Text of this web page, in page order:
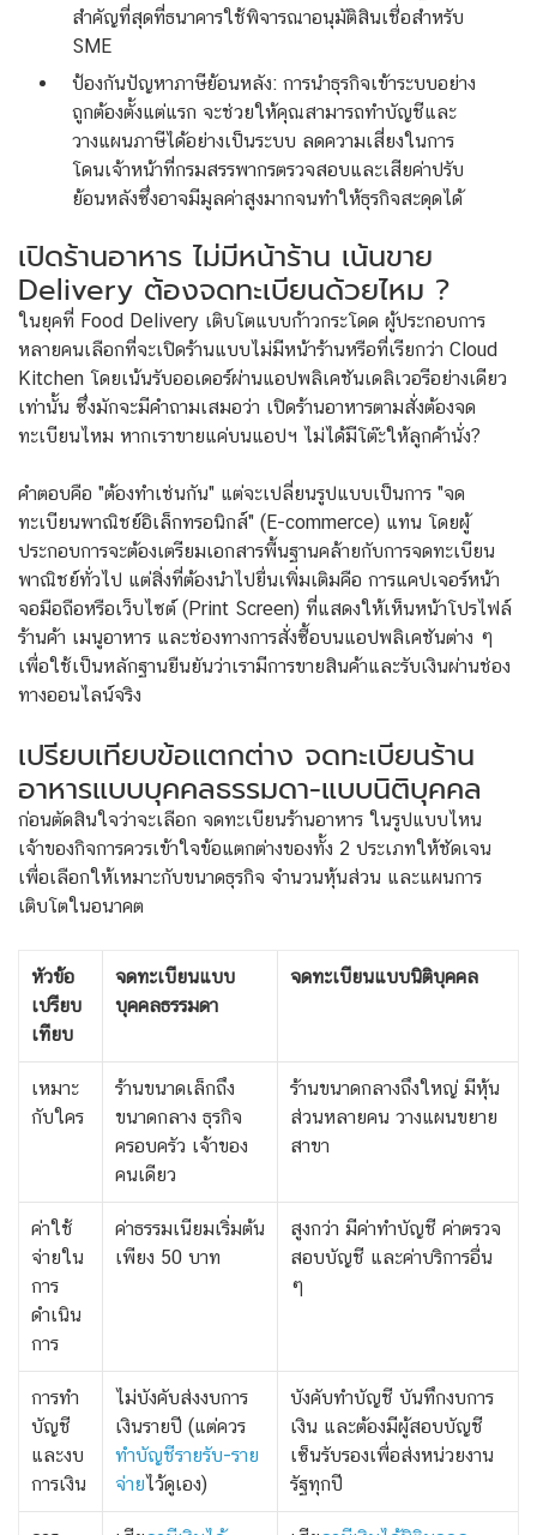
สำคัญที่สุดที่ธนาคารใช้พิจารณาอนุมัติสินเชื่อสำหรับ
SME
ป้องกันปัญหาภาษีย้อนหลัง: การนำธุรกิจเข้าระบบอย่าง
ถูกต้องตั้งแต่แรก จะช่วยให้คุณสามารถทำบัญชีและ
วางแผนภาษีได้อย่างเป็นระบบ ลดความเสี่ยงในการ
โดนเจ้าหน้าที่กรมสรรพากรตรวจสอบและเสียค่าปรับ
ย้อนหลังซึ่งอาจมีมูลค่าสูงมากจนทำให้ธุรกิจสะดุดได้
เปิดร้านอาหาร ไม่มีหน้าร้าน เน้นขาย
Delivery ต้องจดทะเบียนด้วยไหม ?
ในยุคที่ Food Delivery เติบโตแบบก้าวกระโดด ผู้ประกอบการ
หลายคนเลือกที่จะเปิดร้านแบบไม่มีหน้าร้านหรือที่เรียกว่า Cloud
Kitchen โดยเน้นรับออเดอร์ผ่านแอปพลิเคชันเดลิเวอรีอย่างเดียว
เท่านั้น ซึ่งมักจะมีคำถามเสมอว่า เปิดร้านอาหารตามสั่งต้องจด
ทะเบียนไหม หากเราขายแค่บนแอปฯ ไม่ได้มีโต๊ะให้ลูกค้านั่ง?
คำตอบคือ "ต้องทำเช่นกัน" แต่จะเปลี่ยนรูปแบบเป็นการ "จด
ทะเบียนพาณิชย์อิเล็กทรอนิกส์" (E-commerce) แทน โดยผู้
ประกอบการจะต้องเตรียมเอกสารพื้นฐานคล้ายกับการจดทะเบียน
พาณิชย์ทั่วไป แต่สิ่งที่ต้องนำไปยื่นเพิ่มเติมคือ การแคปเจอร์หน้า
จอมือถือหรือเว็บไซต์ (Print Screen) ที่แสดงให้เห็นหน้าโปรไฟล์
ร้านค้า เมนูอาหาร และช่องทางการสั่งซื้อบนแอปพลิเคชันต่าง ๆ
เพื่อใช้เป็นหลักฐานยืนยันว่าเรามีการขายสินค้าและรับเงินผ่านช่อง
ทางออนไลน์จริง
เปรียบเทียบข้อแตกต่าง จดทะเบียนร้าน
อาหารแบบบุคคลธรรมดา-แบบนิติบุคคล
ก่อนตัดสินใจว่าจะเลือก จดทะเบียนร้านอาหาร ในรูปแบบไหน
เจ้าของกิจการควรเข้าใจข้อแตกต่างของทั้ง 2 ประเภทให้ชัดเจน
เพื่อเลือกให้เหมาะกับขนาดธุรกิจ จำนวนหุ้นส่วน และแผนการ
เติบโตในอนาคต
หัวข้อ
เปรียบ
เทียบ
จดทะเบียนแบบ
บุคคลธรรมดา
จดทะเบียนแบบนิติบุคคล
เหมาะ
กับใคร
ร้านขนาดเล็กถึง
ขนาดกลาง ธุรกิจ
ครอบครัว เจ้าของ
คนเดียว
ร้านขนาดกลางถึงใหญ่ มีหุ้น
ส่วนหลายคน วางแผนขยาย
สาขา
ค่าใช้
จ่ายใน
การ
ดำเนิน
การ
ค่าธรรมเนียมเริ่มต้น
เพียง 50 บาท
สูงกว่า มีค่าทำบัญชี ค่าตรวจ
สอบบัญชี และค่าบริการอื่น
ๆ
การทำ
บัญชี
และงบ
การเงิน
ไม่บังคับส่งงบการ
เงินรายปี (แต่ควร
ทำบัญชีรายรับ-ราย
จ่ายไว้ดูเอง)
บังคับทำบัญชี บันทึกงบการ
เงิน และต้องมีผู้สอบบัญชี
เซ็นรับรองเพื่อส่งหน่วยงาน
รัฐทุกปี